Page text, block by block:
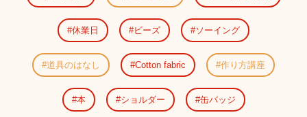
休業日 ビーズ ソーイング
道具のはなし Cotton fabric 作り方講座
本 ショルダー 缶バッジ